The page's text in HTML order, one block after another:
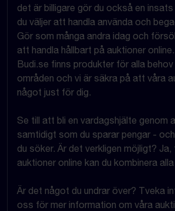
det är billigare gör du också en
du väljer att handla använda och
Gör som många andra idag och
att handla hållbart på auktioner
Budi.se finns produkter för alla behov
områden och vi är säkra på att våra
något just för dig.
Se till att bli en vardagshjälte genom
samtidigt som du sparar pengar -
du söker. Är det verkligen möjligt?
auktioner online kan du kombinera
Är det något du undrar över? Tveka
oss för mer information om våra